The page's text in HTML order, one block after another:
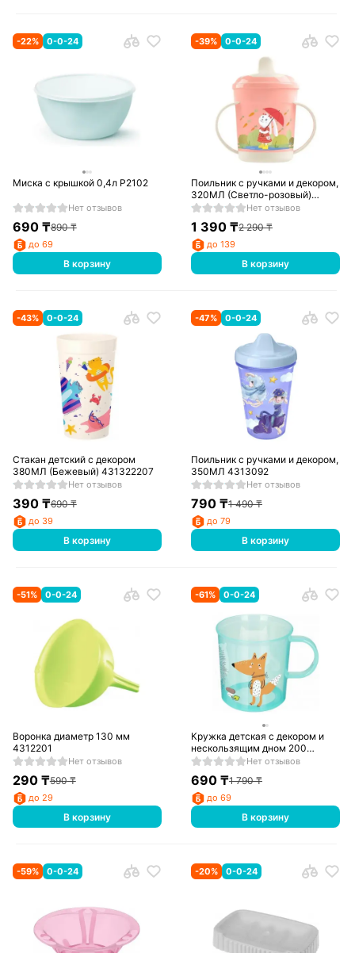
-22% 0-0-24
Миска с крышкой 0,4л Р2102
Нет отзывов
690₸890₸
до 69
В корзину
-39% 0-0-24
Поильник с ручками и декором,
320МЛ (Светло-розовый)
431313233 Нет отзывов
1 390 ₸2 290₸
до 139
В корзину
-43% 0-0-24
Стакан детский с декором
380МЛ (Бежевый) 431322207
Нет отзывов
390₸690₸
до 39
В корзину
-47% 0-0-24
Поильник с ручками и декором,
350МЛ 4313092
Нет отзывов
790 ₸1 490₸
до 79
В корзину
-51% 0-0-24
Воронка диаметр 130 мм
4312201
Нет отзывов
290₸590₸
до 29
В корзину
-61% 0-0-24
Кружка детская с декором и
нескользящим дном 200
мл,431323309, Зеленый
Нет отзывов
690 ₸1 790₸
до 69
В корзину
-59% 0-0-24 -20% 0-0-24